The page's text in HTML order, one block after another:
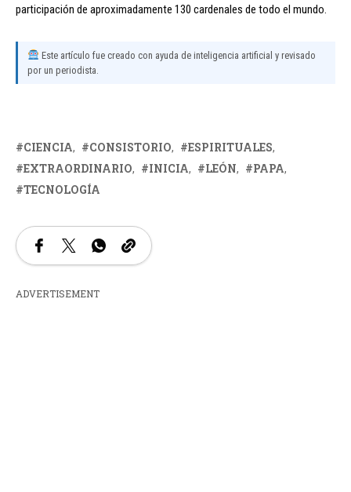
participación de aproximadamente 130 cardenales de todo el mundo.
Este artículo fue creado con ayuda de inteligencia artificial y revisado
por un periodista.
CIENCIA CONSISTORIO
ESPIRITUALES
EXTRAORDINARIO
INICIA LEÓN
PAPA
TECNOLOGÍA
ADVERTISEMENT